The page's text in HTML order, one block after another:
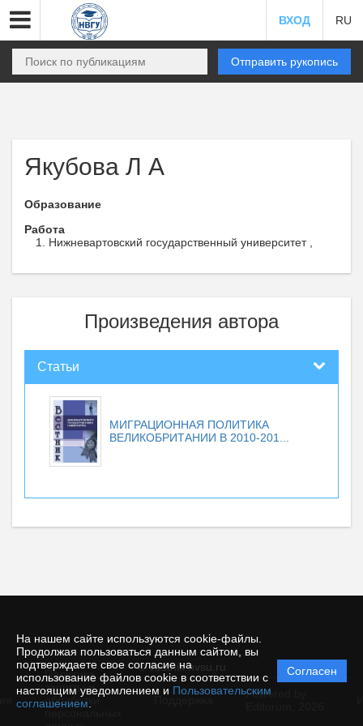
На нашем сайте используются cookie-файлы.
Продолжая пользоваться данным сайтом, вы
подтверждаете свое согласие на
использование файлов cookie в соответствии с
настоящим уведомлением и Пользовательским
соглашением
Согласен
ВХОД RU
Отправить рукопись
Якубова Л А
Образование
Работа
Нижневартовский государственный университет ,
Произведения автора
Статьи
МИГРАЦИОННАЯ ПОЛИТИКА
ВЕЛИКОБРИТАНИИ В 2010-201...
© vestnik.nvsu.ru
Политика
защиты и
обработки
Powered by